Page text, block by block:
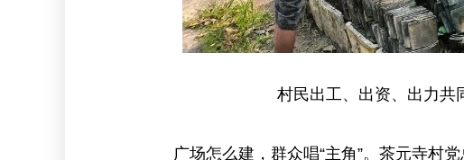
村民出工、出资、出力共
广场怎么建，群众唱“主角”。茶元寺村